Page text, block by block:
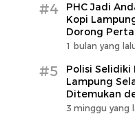
#4
PHC Jadi
Kopi
Dorong
Lingkungan
1 bulan yang
#5
Polisi
Lampung
Ditemukan
Belakang
3 minggu yang